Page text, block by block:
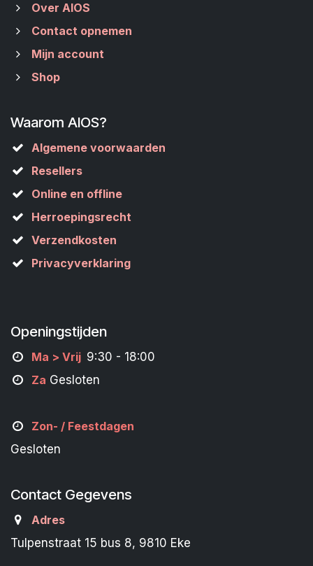
Over AIOS
Contact opnemen
Mijn account
Shop
Waarom AIOS?
Algemene voorwaarden
Resellers
Online en offline
Herroepingsrecht
Verzendkosten
Privacyverklaring
Openingstijden
Ma > Vrij 9:30 - 18:00
Za Gesloten
Zon- / Feestdagen
Gesloten
Contact Gegevens
Adres
Tulpenstraat 15 bus 8, 9810 Eke